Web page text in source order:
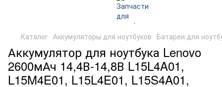
Каталог Аккумуляторы для ноутбуков Батареи для
Аккумулятор для ноутбука Lenovo
2600мАч 14,4В-14,8В L15L4A01,
L15M4E01, L15L4E01, L15S4A01,